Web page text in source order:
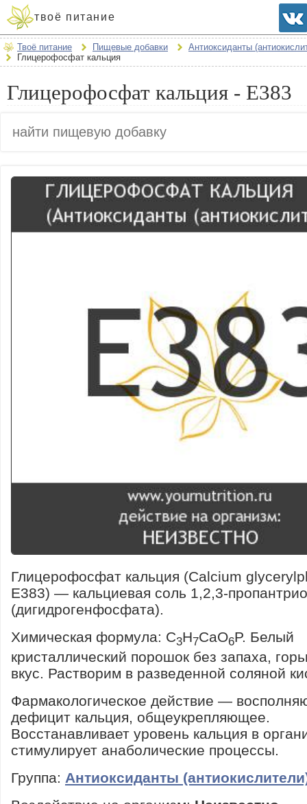
твоё питание
Твоё питание Пищевые добавки
Антиоксиданты
Глицерофосфат кальция
Глицерофосфат кальция - E383
Глицерофосфат кальция (Calcium
E383) — кальциевая соль 1,2,3-
(дигидрогенфосфата).
Химическая формула: C3H7CaO6P. Белый
кристаллический порошок без запаха,
вкус. Растворим в разведенной соляной
Фармакологическое действие —
дефицит кальция, общеукрепляющее.
Восстанавливает уровень кальция в
стимулирует анаболические процессы.
Группа: Антиоксиданты